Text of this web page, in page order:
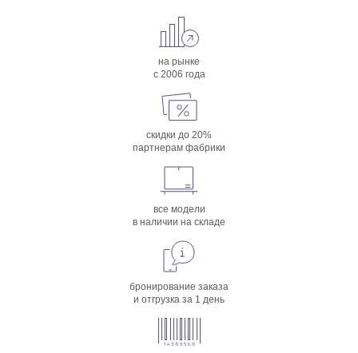
на рынке
с 2006 года
скидки до 20%
партнерам фабрики
все модели
в наличии на складе
бронирование заказа
и отгрузка за 1 день